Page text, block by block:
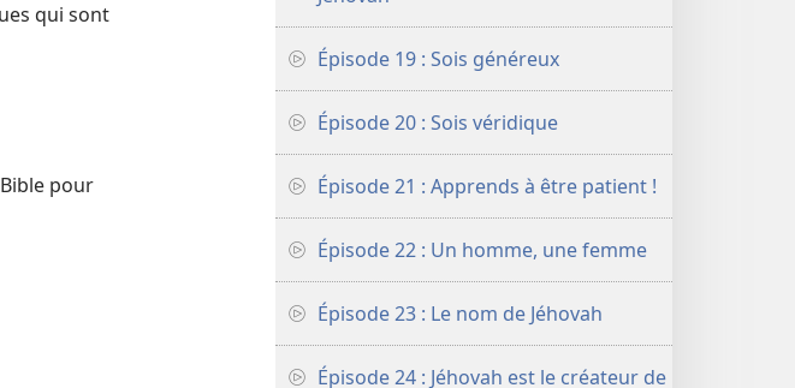
qui sont
pour
Épisode 19 : Sois généreux
Épisode 20 : Sois véridique
Épisode 21 : Apprends à être patient !
Épisode 22 : Un homme, une femme
Épisode 23 : Le nom de Jéhovah
Épisode 24 : Jéhovah est le créateur de